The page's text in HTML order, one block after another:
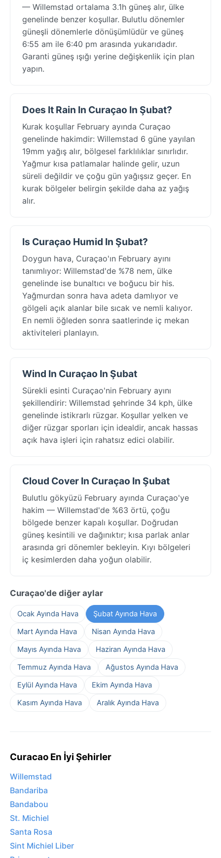
— Willemstad ortalama 3.1h güneş alır, ülke
genelinde benzer koşullar. Bulutlu dönemler
güneşli dönemlerle dönüşümlüdür ve güneş
6:55 am ile 6:40 pm arasında yukarıdadır.
Garanti güneş ışığı yerine değişkenlik için plan
yapın.
Does It Rain In Curaçao In Şubat?
Kurak koşullar February ayında Curaçao
genelinde hakimdir: Willemstad 6 güne yayılan
19mm yağış alır, bölgesel farklılıklar sınırlıdır.
Yağmur kısa patlamalar halinde gelir, uzun
süreli değildir ve çoğu gün yağışsız geçer. En
kurak bölgeler belirgin şekilde daha az yağış
alır.
Is Curaçao Humid In Şubat?
Doygun hava, Curaçao'ın February ayını
tanımlıyor: Willemstad'de %78 nem, ülke
genelinde ise bunaltıcı ve boğucu bir his.
Yağmurdan sonra hava adeta damlıyor ve
gölgeli açık alanlar bile sıcak ve nemli kalıyor.
En nemli öğleden sonra saatlerinde iç mekan
aktiviteleri planlayın.
Wind In Curaçao In Şubat
Sürekli esinti Curaçao'nin February ayını
şekillendirir: Willemstad şehrinde 34 kph, ülke
genelinde istikrarlı rüzgar. Koşullar yelken ve
diğer rüzgar sporları için idealdir, ancak hassas
açık hava işleri için rahatsız edici olabilir.
Cloud Cover In Curaçao In Şubat
Bulutlu gökyüzü February ayında Curaçao'ye
hakim — Willemstad'de %63 örtü, çoğu
bölgede benzer kapalı koşullar. Doğrudan
güneş kesintili ve dağınıktır; kısa parlak anlar
arasında gri dönemler bekleyin. Kıyı bölgeleri
iç kesimlerden daha yoğun olabilir.
Curaçao'de diğer aylar
Ocak Ayında Hava
Şubat Ayında Hava
Mart Ayında Hava
Nisan Ayında Hava
Mayıs Ayında Hava
Haziran Ayında Hava
Temmuz Ayında Hava
Ağustos Ayında Hava
Eylül Ayında Hava
Ekim Ayında Hava
Kasım Ayında Hava
Aralık Ayında Hava
Curacao En İyi Şehirler
Willemstad
Bandariba
Bandabou
St. Michiel
Santa Rosa
Sint Michiel Liber